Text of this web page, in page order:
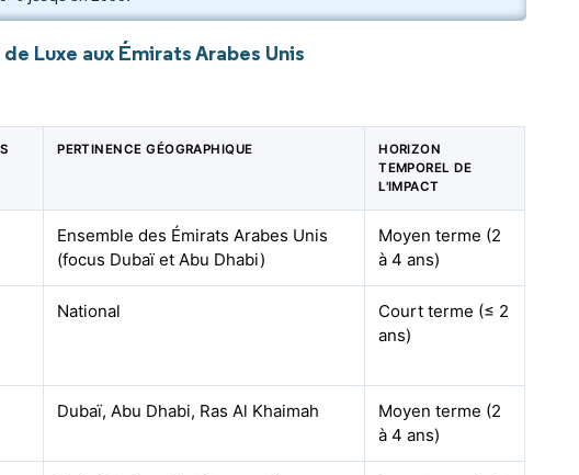
Luxe aux Émirats Arabes Unis
PERTINENCE GÉOGRAPHIQUE
HORIZON
TEMPOREL DE
L'IMPACT
Ensemble des Émirats Arabes Unis
(focus Dubaï et Abu Dhabi)
Moyen terme (2
à 4 ans)
National
Court terme (≤ 2
ans)
Dubaï, Abu Dhabi, Ras Al Khaimah
Moyen terme (2
à 4 ans)